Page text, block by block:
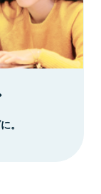
。